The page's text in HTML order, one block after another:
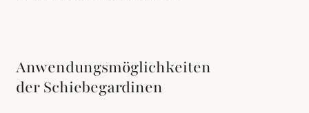
Anwendungsmöglichkeiten
der Schiebegardinen